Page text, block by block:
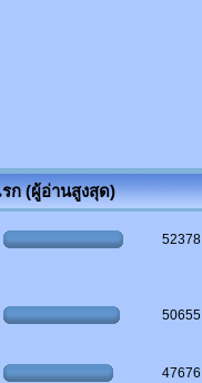
ก (ผู้อ่านสูงสุด)
52378
50655
47676